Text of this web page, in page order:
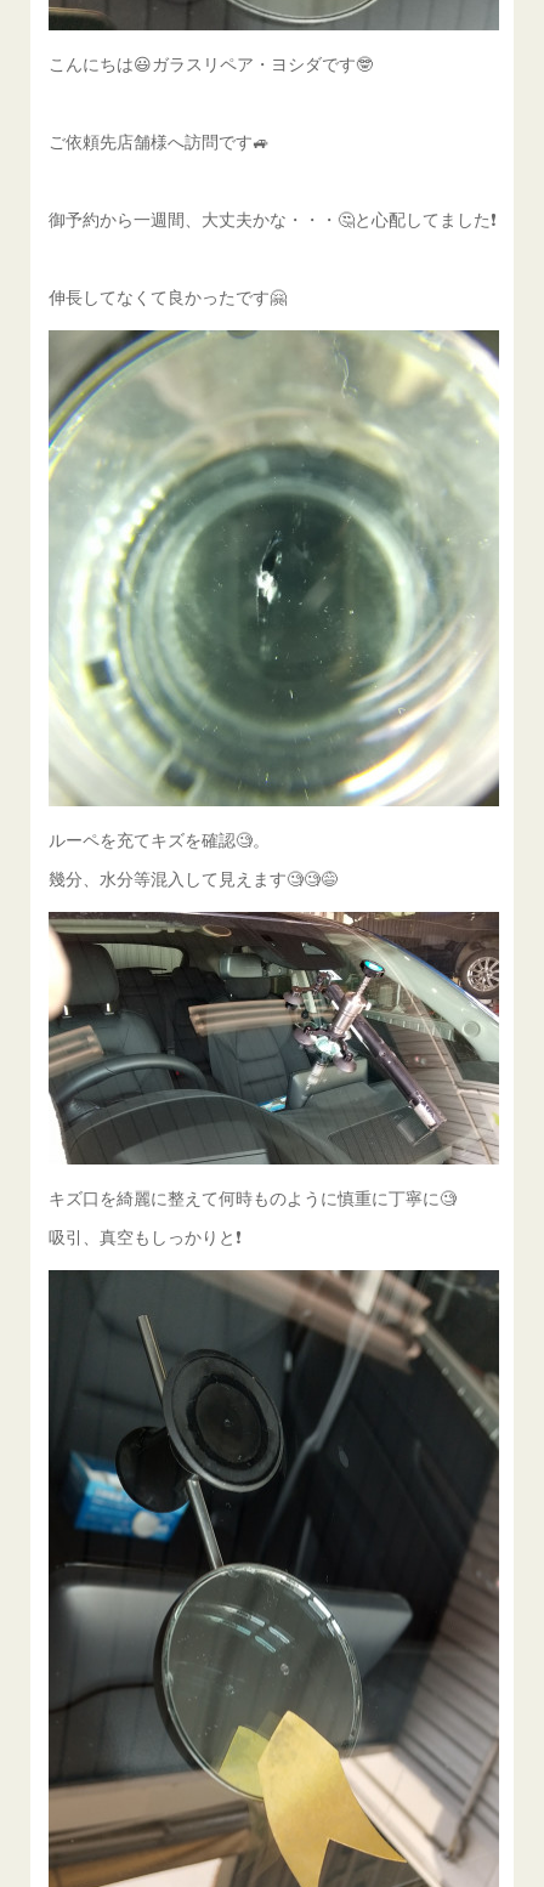
こんにちは😃ガラスリペア・ヨシダです🤓
ご依頼先店舗様へ訪問です🚙
御予約から一週間、大丈夫かな・・・🤔と心配してました❗️
伸長してなくて良かったです🤗
ルーペを充てキズを確認🧐。
幾分、水分等混入して見えます🧐🧐😅
キズ口を綺麗に整えて何時ものように慎重に丁寧に🧐
吸引、真空もしっかりと❗️